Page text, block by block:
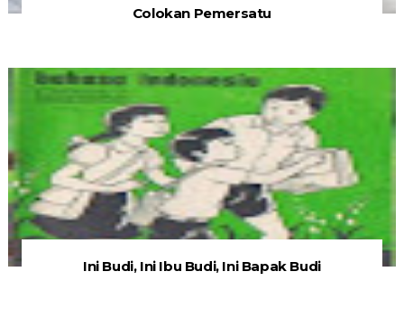
Colokan Pemersatu
Ini Budi, Ini Ibu Budi, Ini Bapak Budi